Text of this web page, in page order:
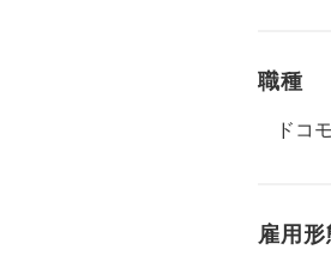
職種
ドコ
雇用形